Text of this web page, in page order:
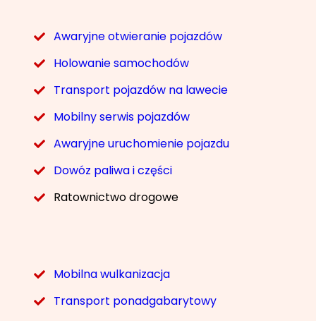
Awaryjne otwieranie pojazdów
Holowanie samochodów
Transport pojazdów na lawecie
Mobilny serwis pojazdów
Awaryjne uruchomienie pojazdu
Dowóz paliwa i części
Ratownictwo drogowe
Mobilna wulkanizacja
Transport ponadgabarytowy